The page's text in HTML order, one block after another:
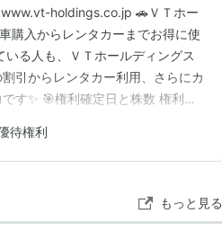
holdings.co.jp 🚗ＶＴホー
購入からレンタカーまでお得に使
る人も、ＶＴホールディングス
引からレンタカー利用、さらにカ
す✨ 🎯権利確定日と株数 権利確
上） 新車・中古車購入時利用優
待権利
もっと見る